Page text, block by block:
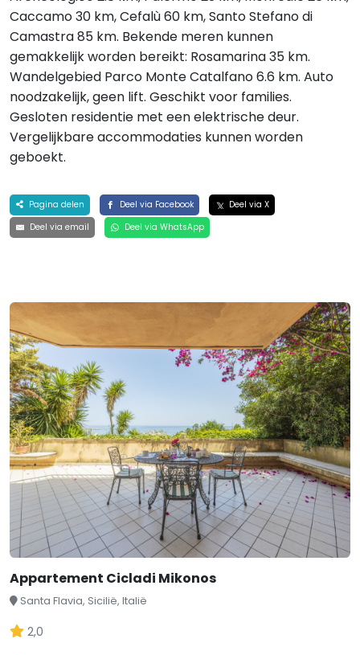
Caccamo 30 km, Cefalù 60 km, Santo Stefano di
Camastra 85 km. Bekende meren kunnen
gemakkelijk worden bereikt: Rosamarina 35 km.
Wandelgebied Parco Monte Catalfano 6.6 km. Auto
noodzakelijk, geen lift. Geschikt voor families.
Gesloten residentie met een elektrische deur.
Vergelijkbare accommodaties kunnen worden
geboekt.
Pagina delen Deel via Facebook
Deel via X
Deel via email
Deel via WhatsApp
Appartement Cicladi Mikonos
Santa Flavia, Sicilië, Italië
2,0